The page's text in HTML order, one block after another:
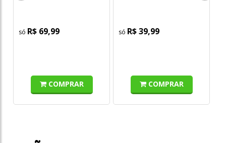
Toys
R$ 69,99
COMPRAR
R$ 39,99
COMPRAR